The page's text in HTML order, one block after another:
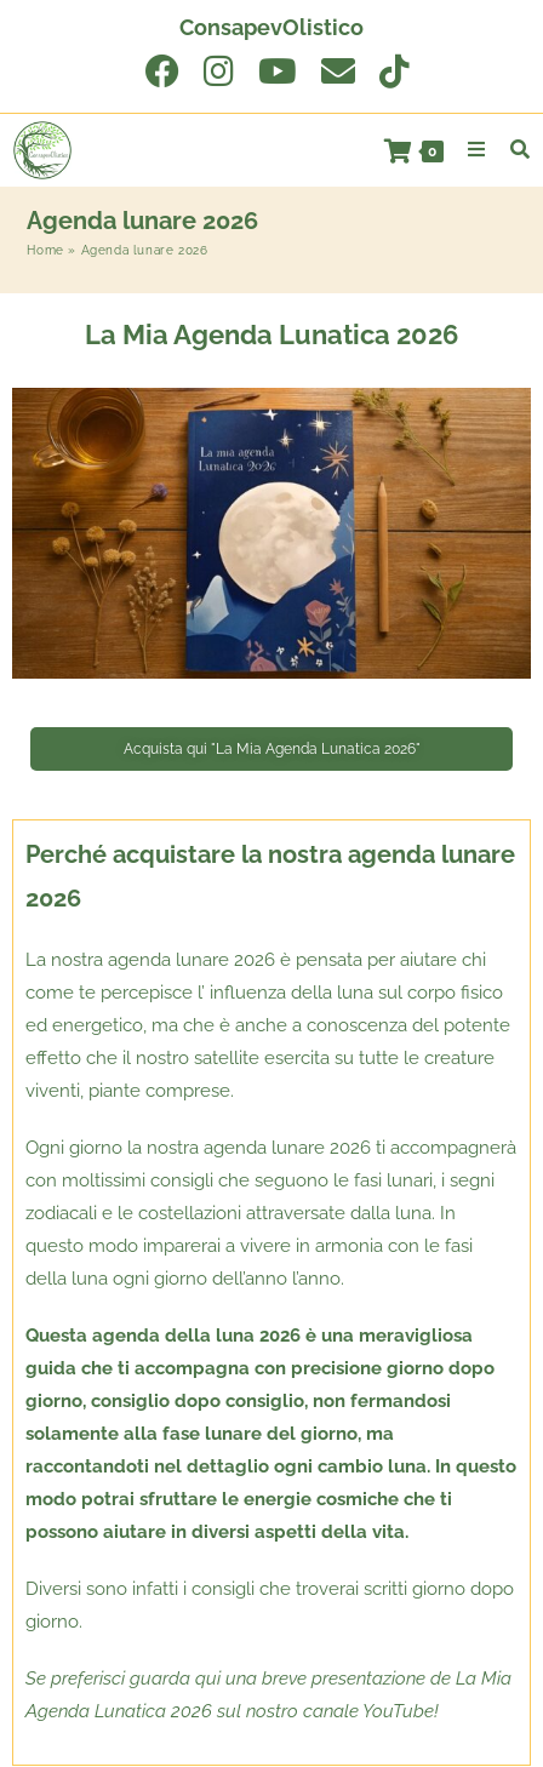
ConsapevOlistico
0
Agenda lunare 2026
Home » Agenda lunare 2026
La Mia Agenda Lunatica 2026
Acquista qui "La Mia Agenda Lunatica 2026"
Perché acquistare la nostra agenda lunare
2026
La nostra agenda lunare 2026 è pensata per aiutare chi
come te percepisce l’ influenza della luna sul corpo fisico
ed energetico, ma che è anche a conoscenza del potente
effetto che il nostro satellite esercita su tutte le creature
viventi, piante comprese.
Ogni giorno la nostra agenda lunare 2026 ti accompagnerà
con moltissimi consigli che seguono le fasi lunari, i segni
zodiacali e le costellazioni attraversate dalla luna. In
questo modo imparerai a vivere in armonia con le fasi
della luna ogni giorno dell’anno l’anno.
Questa agenda della luna 2026 è una meravigliosa
guida che ti accompagna con precisione giorno dopo
giorno, consiglio dopo consiglio, non fermandosi
solamente alla fase lunare del giorno, ma
raccontandoti nel dettaglio ogni cambio luna. In questo
modo potrai sfruttare le energie cosmiche che ti
possono aiutare in diversi aspetti della vita.
Diversi sono infatti i consigli che troverai scritti giorno dopo
giorno.
Se preferisci guarda qui una breve presentazione de La Mia
Agenda Lunatica 2026 sul nostro canale YouTube!